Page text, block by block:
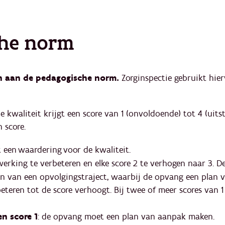
norm
de pedagogische norm. Zorginspectie gebruikt
kwaliteit krijgt een score van 1 (onvoldoende) tot 4
score.
waardering voor de kwaliteit.
te verbeteren en elke score 2 te verhogen naar 3.
van een opvolgingstraject, waarbij de opvang een plan
tot de score verhoogt. Bij twee of meer scores van
score 1: de opvang moet een plan van aanpak maken.